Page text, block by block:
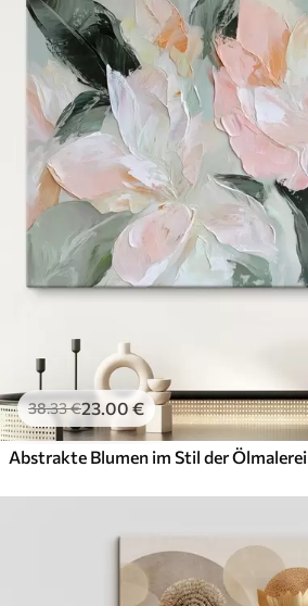
38.33€23.00 €
Abstrakte Blumen im Stil der Ölmalerei